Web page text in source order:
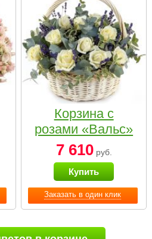
Заказать в один клик
Корзина с
розами «Вальс»
7 610руб.
Купить